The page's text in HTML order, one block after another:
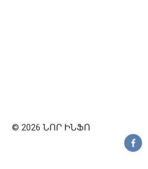
© 2026 ՆՈՐ ԻՆՖՈ